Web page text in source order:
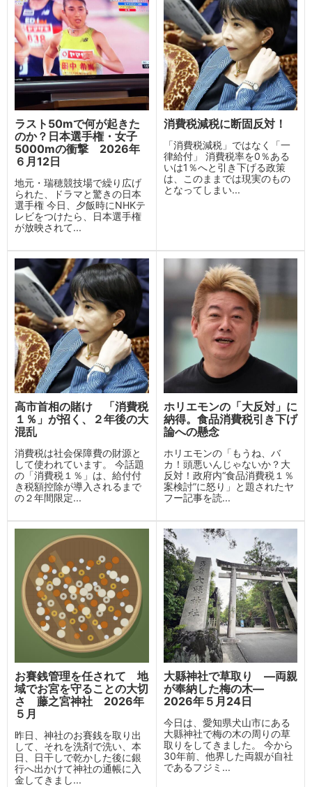
ラスト50mで何が起きた
のか？日本選手権・女子
5000mの衝撃 2026年
６月12日
地元・瑞穂競技場で繰り広げ
られた、ドラマと驚きの日本
選手権 今日、夕飯時にNHKテ
レビをつけたら、日本選手権
が放映されて...
消費税減税に断固反対！
「消費税減税」ではなく「一
律給付」 消費税率を0％ある
いは1％へと引き下げる政策
は、このままでは現実のもの
となってしまい...
高市首相の賭け 「消費税
１％」が招く、２年後の大
混乱
消費税は社会保障費の財源と
して使われています。 今話題
の「消費税１％」は、給付付
き税額控除が導入されるまで
の２年間限定...
ホリエモンの「大反対」に
納得。食品消費税引き下げ
論への懸念
ホリエモンの「もうね、バ
カ！頭悪いんじゃないか？大
反対！政府内“食品消費税１％
案検討”に怒り」と題されたヤ
フー記事を読...
お賽銭管理を任されて 地
域でお宮を守ることの大切
さ 藤之宮神社 2026年
５月
昨日、神社のお賽銭を取り出
して、それを洗剤で洗い、本
日、日干しで乾かした後に銀
行へ出かけて神社の通帳に入
金してきまし...
大縣神社で草取り ―両親
が奉納した梅の木―
2026年５月24日
今日は、愛知県犬山市にある
大縣神社で梅の木の周りの草
取りをしてきました。 今から
30年前、他界した両親が自社
であるフジミ...